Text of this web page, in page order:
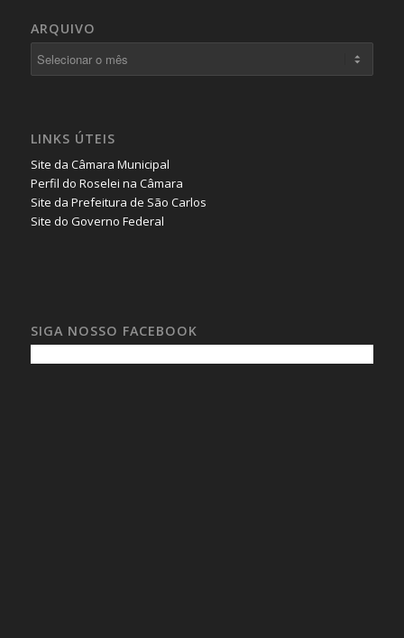
ARQUIVO
LINKS ÚTEIS
Site da Câmara Municipal
Perfil do Roselei na Câmara
Site da Prefeitura de São Carlos
Site do Governo Federal
SIGA NOSSO FACEBOOK